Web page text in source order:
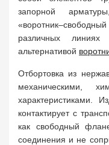
запорной
различных
альтернативой
Отбортовка из
механическими,
характеристиками.
контактирует с
как свободный
соединения и не